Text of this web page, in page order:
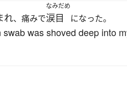
れ、痛みで
なみだめ
涙目 になった。
was shoved deep into